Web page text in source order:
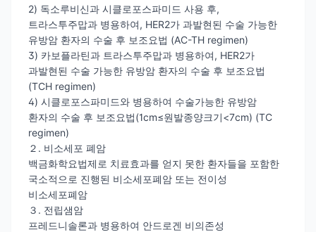
2) 독소루비신과 시클로포스파미드 사용 후,
트라스투주맙과 병용하여, HER2가 과발현된 수술 가능한
유방암 환자의 수술 후 보조요법 (AC-TH regimen)
3) 카보플라틴과 트라스투주맙과 병용하여, HER2가
과발현된 수술 가능한 유방암 환자의 수술 후 보조요법
(TCH regimen)
4) 시클로포스파미드와 병용하여 수술가능한 유방암
환자의 수술 후 보조요법(1cm≤원발종양크기<7cm) (TC
regimen)
２. 비소세포 폐암
백금화학요법제로 치료효과를 얻지 못한 환자들을 포함한
국소적으로 진행된 비소세포폐암 또는 전이성
비소세포폐암
３. 전립샘암
프레드니솔론과 병용하여 안드로겐 비의존성